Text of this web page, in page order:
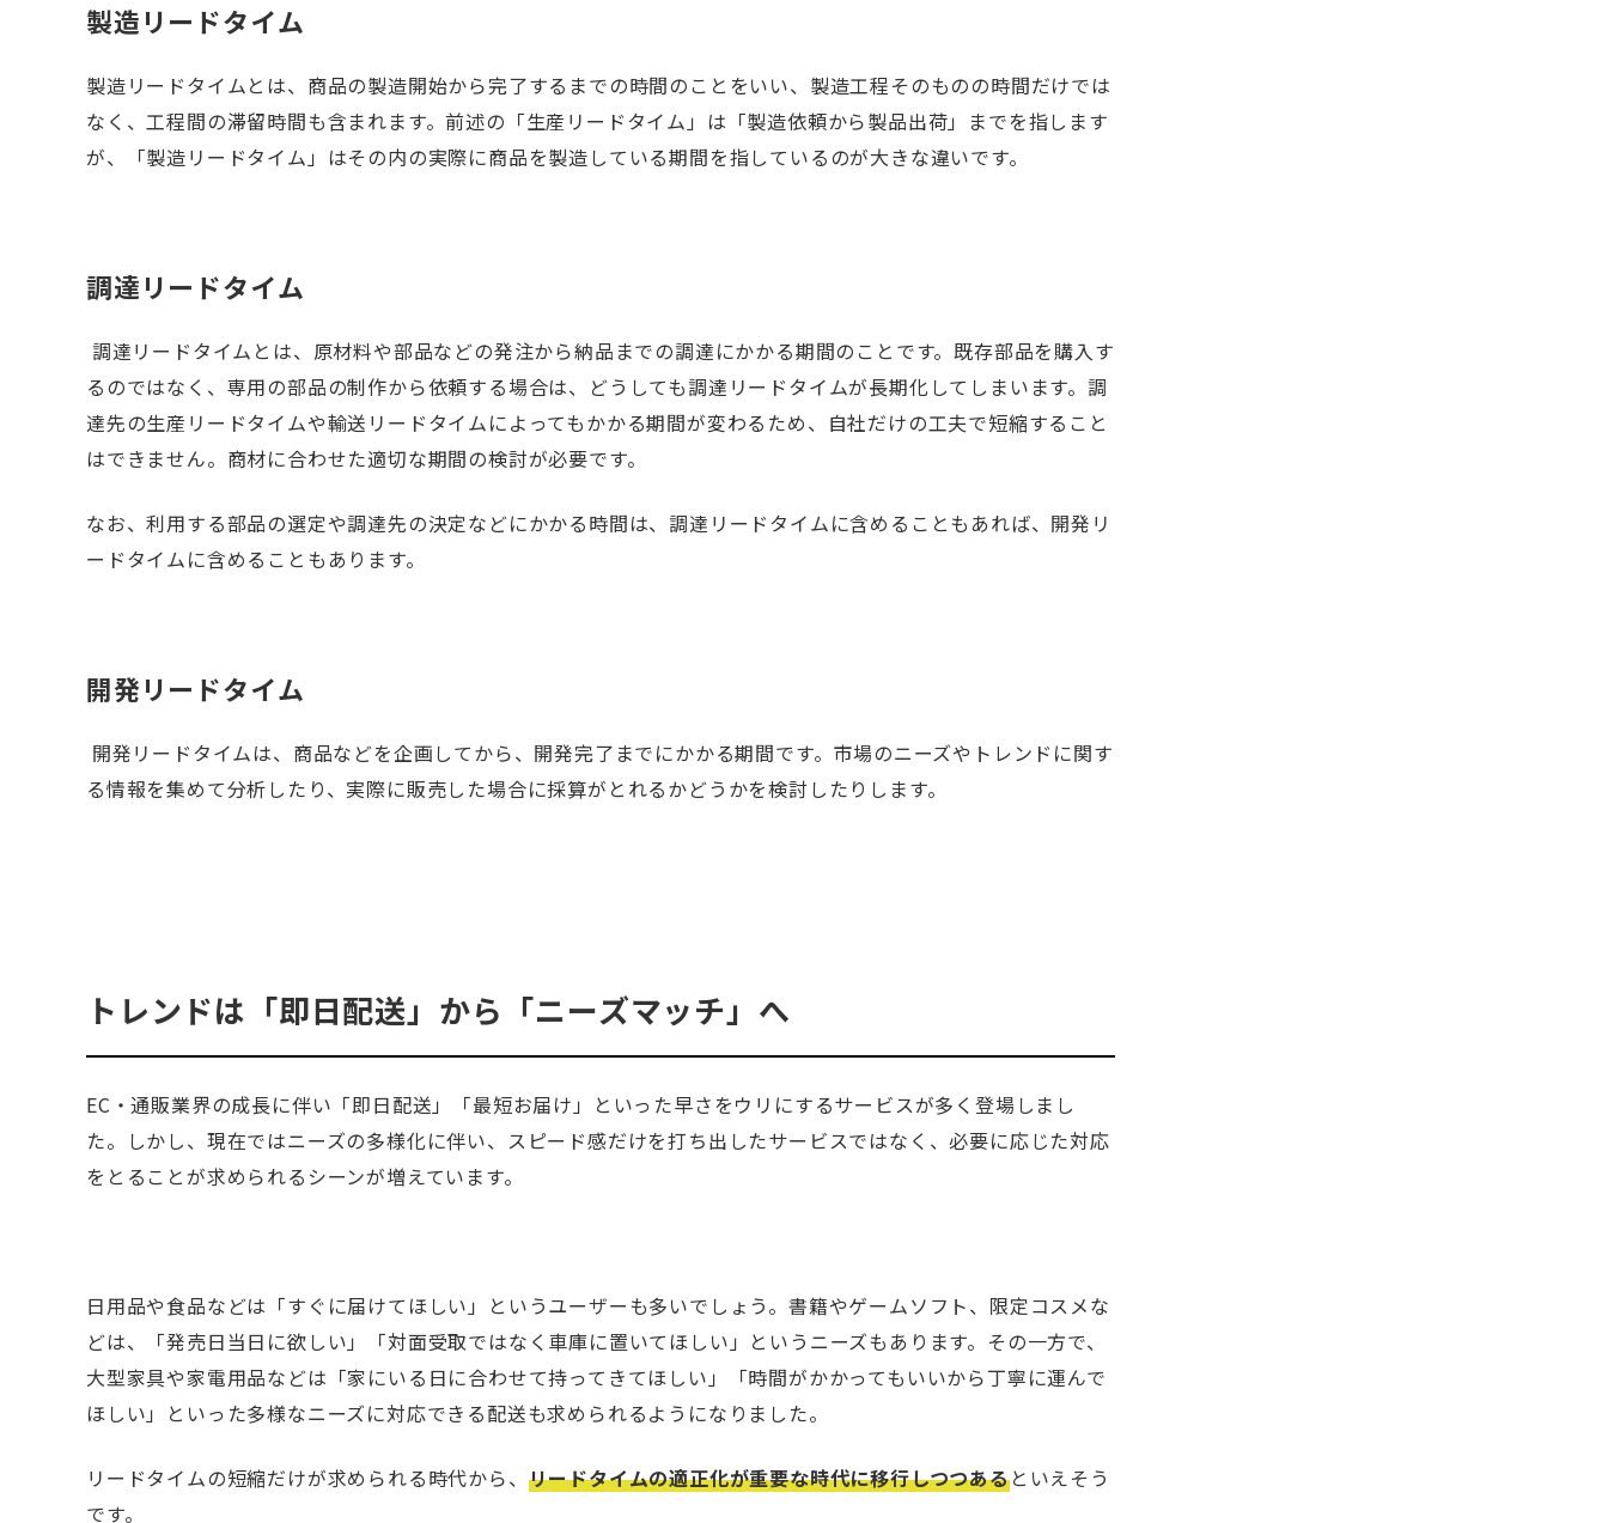
製造リードタイム
製造リードタイムとは、商品の製造開始から完了するまでの時間のことをいい、製造工程そのものの時間だけでは
なく、工程間の滞留時間も含まれます。前述の「生産リードタイム」は「製造依頼から製品出荷」までを指します
が、「製造リードタイム」はその内の実際に商品を製造している期間を指しているのが大きな違いです。
調達リードタイム
調達リードタイムとは、原材料や部品などの発注から納品までの調達にかかる期間のことです。既存部品を購入す
るのではなく、専用の部品の制作から依頼する場合は、どうしても調達リードタイムが長期化してしまいます。調
達先の生産リードタイムや輸送リードタイムによってもかかる期間が変わるため、自社だけの工夫で短縮すること
はできません。商材に合わせた適切な期間の検討が必要です。
なお、利用する部品の選定や調達先の決定などにかかる時間は、調達リードタイムに含めることもあれば、開発リ
ードタイムに含めることもあります。
開発リードタイム
開発リードタイムは、商品などを企画してから、開発完了までにかかる期間です。市場のニーズやトレンドに関す
る情報を集めて分析したり、実際に販売した場合に採算がとれるかどうかを検討したりします。
トレンドは「即日配送」から「ニーズマッチ」へ
EC・通販業界の成長に伴い「即日配送」「最短お届け」といった早さをウリにするサービスが多く登場しまし
た。しかし、現在ではニーズの多様化に伴い、スピード感だけを打ち出したサービスではなく、必要に応じた対応
をとることが求められるシーンが増えています。
日用品や食品などは「すぐに届けてほしい」というユーザーも多いでしょう。書籍やゲームソフト、限定コスメな
どは、「発売日当日に欲しい」「対面受取ではなく車庫に置いてほしい」というニーズもあります。その一方で、
大型家具や家電用品などは「家にいる日に合わせて持ってきてほしい」「時間がかかってもいいから丁寧に運んで
ほしい」といった多様なニーズに対応できる配送も求められるようになりました。
リードタイムの短縮だけが求められる時代から、 リードタイムの適正化が重要な時代に移行しつつあるといえそう
です。